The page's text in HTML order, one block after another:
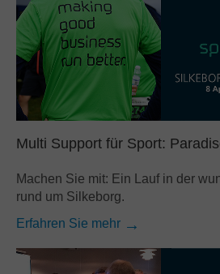
Multi Support für Sport:
Machen Sie mit: Ein Lauf in der
rund um Silkeborg.
Erfahren Sie mehr